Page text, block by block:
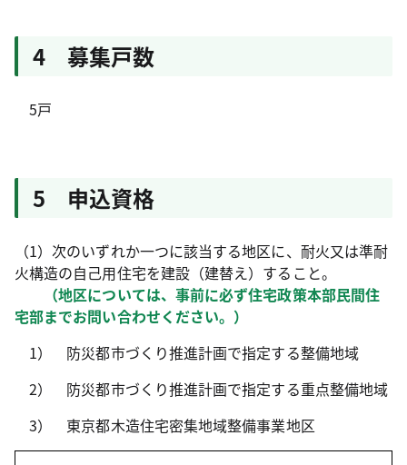
4 募集戸数
5戸
5 申込資格
（1）次のいずれか一つに該当する地区に、耐火又は準耐
火構造の自己用住宅を建設（建替え）すること。
（地区については、事前に必ず住宅政策本部民間住
宅部までお問い合わせください。）
1） 防災都市づくり推進計画で指定する整備地域
2） 防災都市づくり推進計画で指定する重点整備地域
3） 東京都木造住宅密集地域整備事業地区